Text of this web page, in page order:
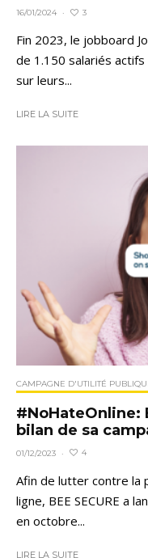
16/01/2024 · 3
Fin 2023, le jobboard
de 1.150 salariés
sur leurs...
LIRE LA SUITE
CAMPAGNE D'UTILITÉ
#NoHateOnline:
bilan de sa
01/12/2023 · 4
Afin de lutter contre la
ligne, BEE SECURE a
en octobre...
LIRE LA SUITE